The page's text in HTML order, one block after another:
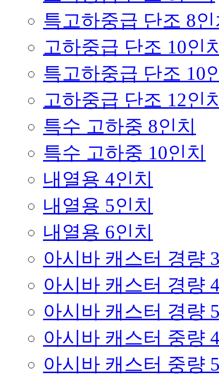
특고하중급 단조 8
고하중급 단조 10인
특고하중급 단조 10
고하중급 단조 12인
특수 고하중 8인치
특수 고하중 10인치
내열용 4인치
내열용 5인치
내열용 6인치
아시바 캐스터 경량
아시바 캐스터 경량
아시바 캐스터 경량
아시바 캐스터 중량
아시바 캐스터 중량